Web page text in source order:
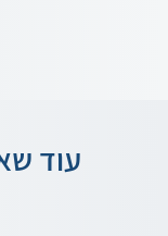
עוד